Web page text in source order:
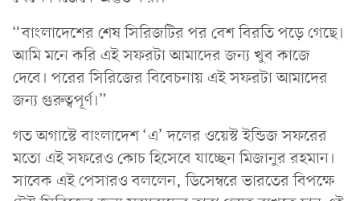
“বাংলাদেশের শেষ সিরিজটির পর বেশ বিরতি পড়ে গেছে।
আমি মনে করি এই সফরটা আমাদের জন্য খুব কাজে
দেবে। পরের সিরিজের বিবেচনায় এই সফরটা আমাদের
জন্য গুরুত্বপূর্ণ।”
গত অগাস্টে বাংলাদেশ ‘এ’ দলের ওয়েস্ট ইন্ডিজ সফরের
মতো এই সফরেও কোচ হিসেবে যাচ্ছেন মিজানুর রহমান।
সাবেক এই পেসারও বললেন, ডিসেম্বরে ভারতের বিপক্ষে